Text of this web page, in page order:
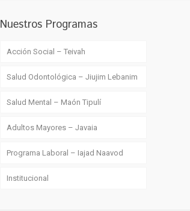
Nuestros Programas
Acción Social – Teivah
Salud Odontológica – Jiujim Lebanim
Salud Mental – Maón Tipulí
Adultos Mayores – Javaia
Programa Laboral – Iajad Naavod
Institucional